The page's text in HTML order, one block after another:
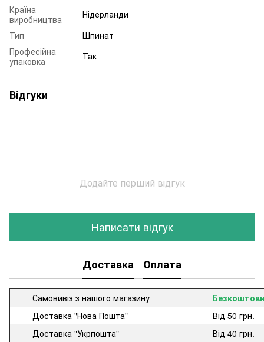
Країна
виробництва
Нідерланди
Тип
Шпинат
Професійна
упаковка
Так
Відгуки
Додайте перший відгук
Написати відгук
Доставка Оплата
Самовивіз з нашого магазину
Доставка "Нова Пошта"
Від 50 грн.
Доставка "Укрпошта"
Від 40 грн.